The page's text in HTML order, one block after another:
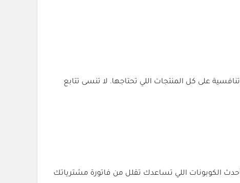
رهيبة تناسب كل الأذواق. خصم جلستك 2026 يضمن لك أسعار تنافسية على كل المنتجات اللي تحتاجها. لا تنسى تتابع
الكوبونات اللي تساعدك تقلل من فاتورة مشترياتك